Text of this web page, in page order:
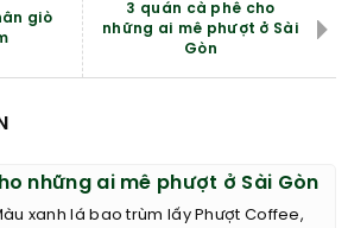
giò
3 quán cà phê cho
những ai mê phượt ở Sài
Gòn
những ai mê phượt ở Sài Gòn
xanh lá bao trùm lấy Phượt Coffee,